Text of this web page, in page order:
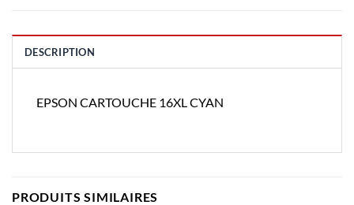
DESCRIPTION
EPSON CARTOUCHE 16XL CYAN
PRODUITS SIMILAIRES